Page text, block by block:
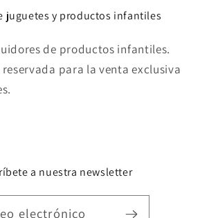
juguetes y productos infantiles
de productos infantiles.
reservada para la venta exclusiva
a nuestra newsletter
electrónico